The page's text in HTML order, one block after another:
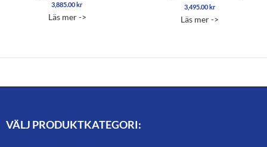
Betygsatt
av 5
3,885.00 kr
Läs mer ->
3,495.00 kr
Läs mer ->
VÄLJ PRODUKTKATEGORI: